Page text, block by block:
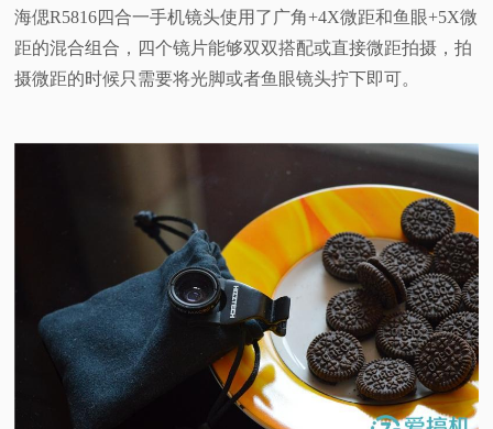
海偲R5816四合一手机镜头使用了广角+4X微距和鱼眼+5X微
距的混合组合，四个镜片能够双双搭配或直接微距拍摄，拍
摄微距的时候只需要将光脚或者鱼眼镜头拧下即可。